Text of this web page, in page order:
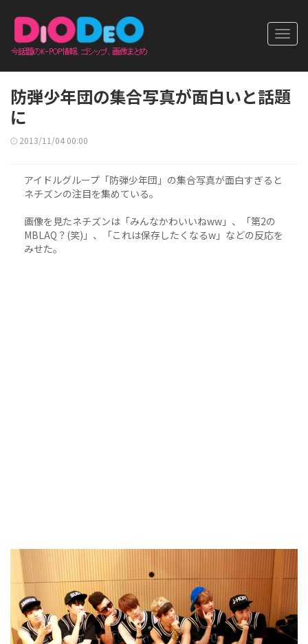
防弾少年団の集合写真が面白いと話題
に
2013/11/04 00:00
アイドルグループ「防弾少年団」の集合写真が面白すぎると
ネチズンの注目を集めている。
画像を見たネチズンは「みんなかわいいねww」、「第2の
MBLAQ？(笑)」、「これは保存したくなるw」などの反応を
みせた。